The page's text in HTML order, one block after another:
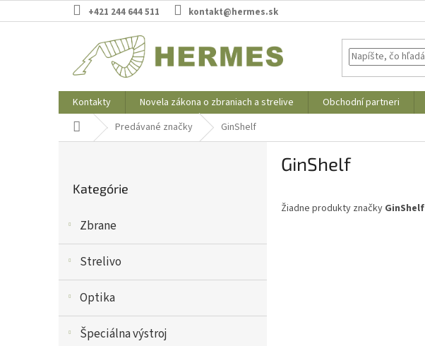
na
+421 244 644 511 kontakt@hermes.sk
Kontakty Novela zákona o zbraniach a strelive Obchodní partneri
DomovPredávané značky GinShelf
a
kategórie
Kategórie
Zbrane
Strelivo
Optika
Špeciálna výstroj
GinShelf
Žiadne produkty značky GinShelf